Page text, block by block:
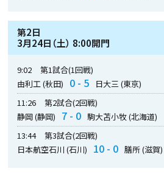
第2日
3月24日（土） 8:00開門
9:02
第1試合(1回戦)
由利工 (秋田)
0 - 5
日大三 (東京)
11:26
第2試合(2回戦)
静岡 (静岡)
7 - 0 駒大苫小牧 (北海道)
13:44
第3試合(2回戦)
日本航空石川 (石川)
10 - 0 膳所 (滋賀)